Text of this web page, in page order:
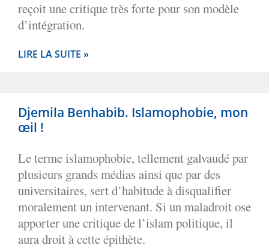
reçoit une critique très forte pour son modèle
d’intégration.
LIRE LA SUITE »
Djemila Benhabib. Islamophobie, mon
œil !
Le terme islamophobie, tellement galvaudé par
plusieurs grands médias ainsi que par des
universitaires, sert d’habitude à disqualifier
moralement un intervenant. Si un maladroit ose
apporter une critique de l’islam politique, il
aura droit à cette épithète.